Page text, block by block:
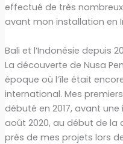
effectué de très
avant mon installation en
Bali et l’Indonésie depuis
La découverte de Nusa
époque où l’île était
international. Mes
débuté en 2017, avant
août 2020, au début de la
près de mes projets lors